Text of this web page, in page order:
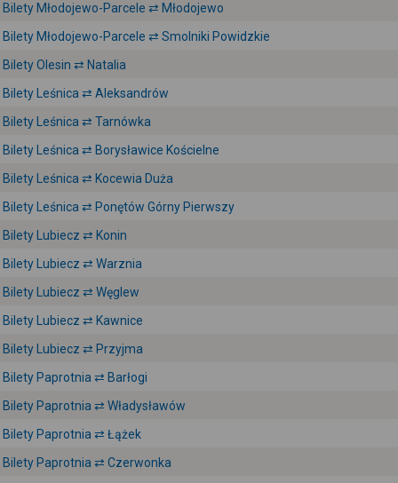
Bilety Młodojewo-Parcele ⇄ Młodojewo
Bilety Młodojewo-Parcele ⇄ Smolniki Powidzkie
Bilety Olesin ⇄ Natalia
Bilety Leśnica ⇄ Aleksandrów
Bilety Leśnica ⇄ Tarnówka
Bilety Leśnica ⇄ Borysławice Kościelne
Bilety Leśnica ⇄ Kocewia Duża
Bilety Leśnica ⇄ Ponętów Górny Pierwszy
Bilety Lubiecz ⇄ Konin
Bilety Lubiecz ⇄ Warznia
Bilety Lubiecz ⇄ Węglew
Bilety Lubiecz ⇄ Kawnice
Bilety Lubiecz ⇄ Przyjma
Bilety Paprotnia ⇄ Barłogi
Bilety Paprotnia ⇄ Władysławów
Bilety Paprotnia ⇄ Łążek
Bilety Paprotnia ⇄ Czerwonka